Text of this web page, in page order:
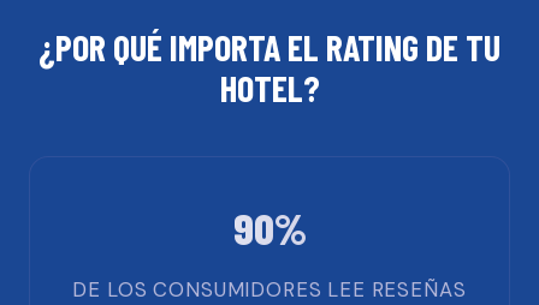
¿POR QUÉ IMPORTA EL RATING DE TU
HOTEL?
90%
DE LOS CONSUMIDORES LEE RESEÑAS